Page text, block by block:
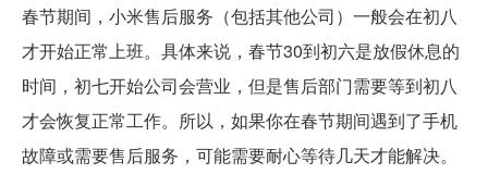
春节期间，小米售后服务（包括其他公司）一般会在初八
才开始正常上班。具体来说，春节30到初六是放假休息的
时间，初七开始公司会营业，但是售后部门需要等到初八
才会恢复正常工作。所以，如果你在春节期间遇到了手机
故障或需要售后服务，可能需要耐心等待几天才能解决。